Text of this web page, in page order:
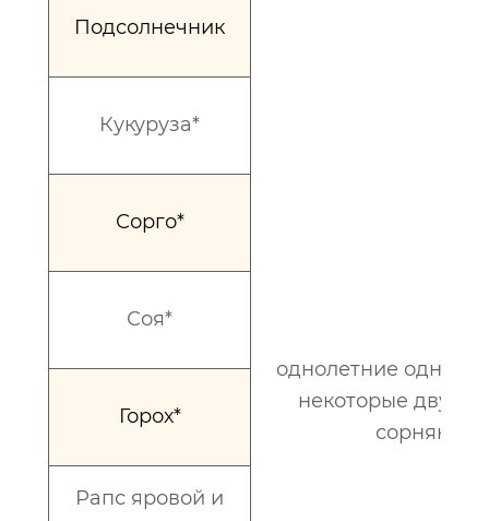
однолетние
некоторые
сорняки
Подсолнечник
Кукуруза*
Сорго*
Соя*
Горох*
Рапс яровой и